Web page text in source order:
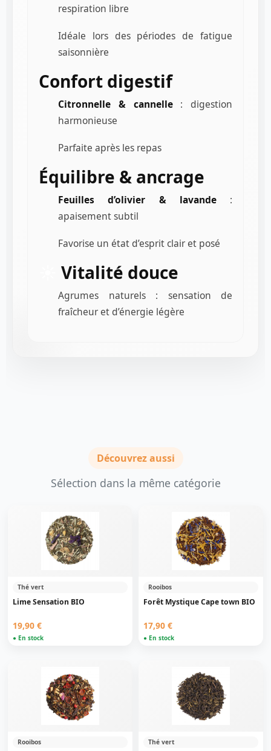
respiration libre
Idéale lors des périodes de fatigue
saisonnière
Confort digestif
Citronnelle & cannelle: digestion
harmonieuse
Parfaite après les repas
Équilibre & ancrage
Feuilles d’olivier & lavande:
apaisement subtil
Favorise un état d’esprit clair et posé
Vitalité douce
Agrumes naturels : sensation de
fraîcheur et d’énergie légère
Découvrez aussi
Sélection dans la même catégorie
Thé vert
Lime Sensation BIO
19,90 €
● En stock
Rooibos
Forêt Mystique Cape town BIO
17,90 €
● En stock
Rooibos Thé vert